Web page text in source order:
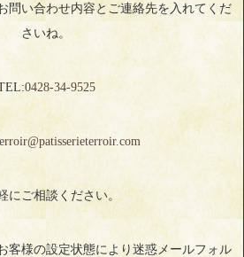
問い合わせ内容とご連絡先を入れてくだ
さいね。
0428‐34‐9525
にご相談ください。
客様の設定状態により迷惑メールフォル